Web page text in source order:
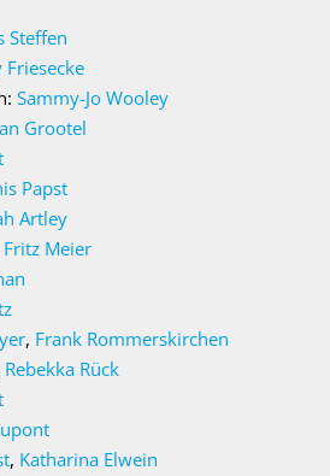
Steffen
Friesecke
Sammy-Jo Wooley
Grootel
Papst
Artley
Fritz Meier
, Frank Rommerskirchen
Rebekka Rück
, Katharina Elwein